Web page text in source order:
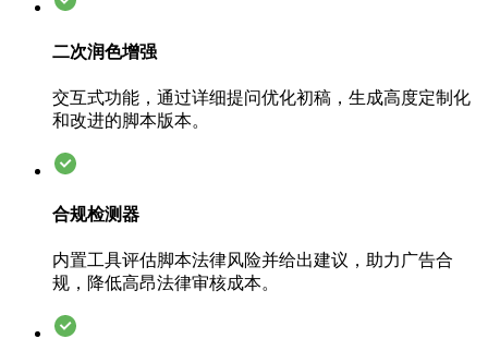
二次润色增强
交互式功能，通过详细提问优化初稿，生成高度定制化
和改进的脚本版本。
合规检测器
内置工具评估脚本法律风险并给出建议，助力广告合
规，降低高昂法律审核成本。